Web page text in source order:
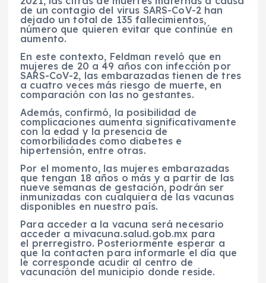
de un contagio del virus SARS-CoV-2 han
dejado un total de 135 fallecimientos,
número que quieren evitar que continúe en
aumento.
En este contexto, Feldman reveló que en
mujeres de 20 a 49 años con infección por
SARS-CoV-2, las embarazadas tienen de tres
a cuatro veces más riesgo de muerte, en
comparación con las no gestantes.
Además, confirmó, la posibilidad de
complicaciones aumenta significativamente
con la edad y la presencia de
comorbilidades como diabetes e
hipertensión, entre otras.
Por el momento, las mujeres embarazadas
que tengan 18 años o más y a partir de las
nueve semanas de gestación, podrán ser
inmunizadas con cualquiera de las vacunas
disponibles en nuestro país.
Para acceder a la vacuna será necesario
acceder a mivacuna.salud.gob.mx para
el prerregistro. Posteriormente esperar a
que la contacten para informarle el día que
le corresponde acudir al centro de
vacunación del municipio donde reside.